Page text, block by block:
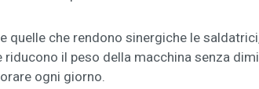
quelle che rendono sinergiche le
il peso della macchina senza
ogni giorno.